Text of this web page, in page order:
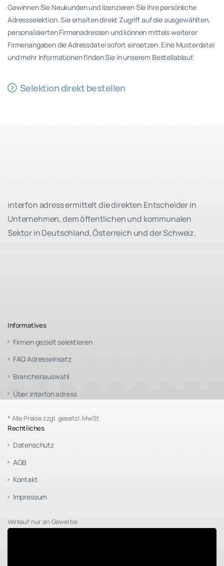
Gewinnen Sie Neukunden und lizenzieren Sie ihre persönliche
Adressselektion. Sie erhalten direkt Zugriff auf die ausgewählten,
personalisierten Firmenadressen und können mittels weiterer
Firmenangaben die Adressdatei sofort einsetzen. Eine Musterdatei
und mehr Informationen finden Sie in unserem Bestellablauf.
Selektion direkt bestellen
interfon adress ermittelt die direkten Entscheider in
Unternehmen, dem öffentlichen und kommunalen
Sektor in Deutschland, Österreich und der Schweiz.
Informatives
Firmen gezielt selektieren
FAQ Adresseinsatz
Branchenauswahl
Über interfon adress
* Alle Preise zzgl. gesetzl. MwSt.
Rechtliches
Datenschutz
AGB
Kontakt
Impressum
Verkauf nur an Gewerbe